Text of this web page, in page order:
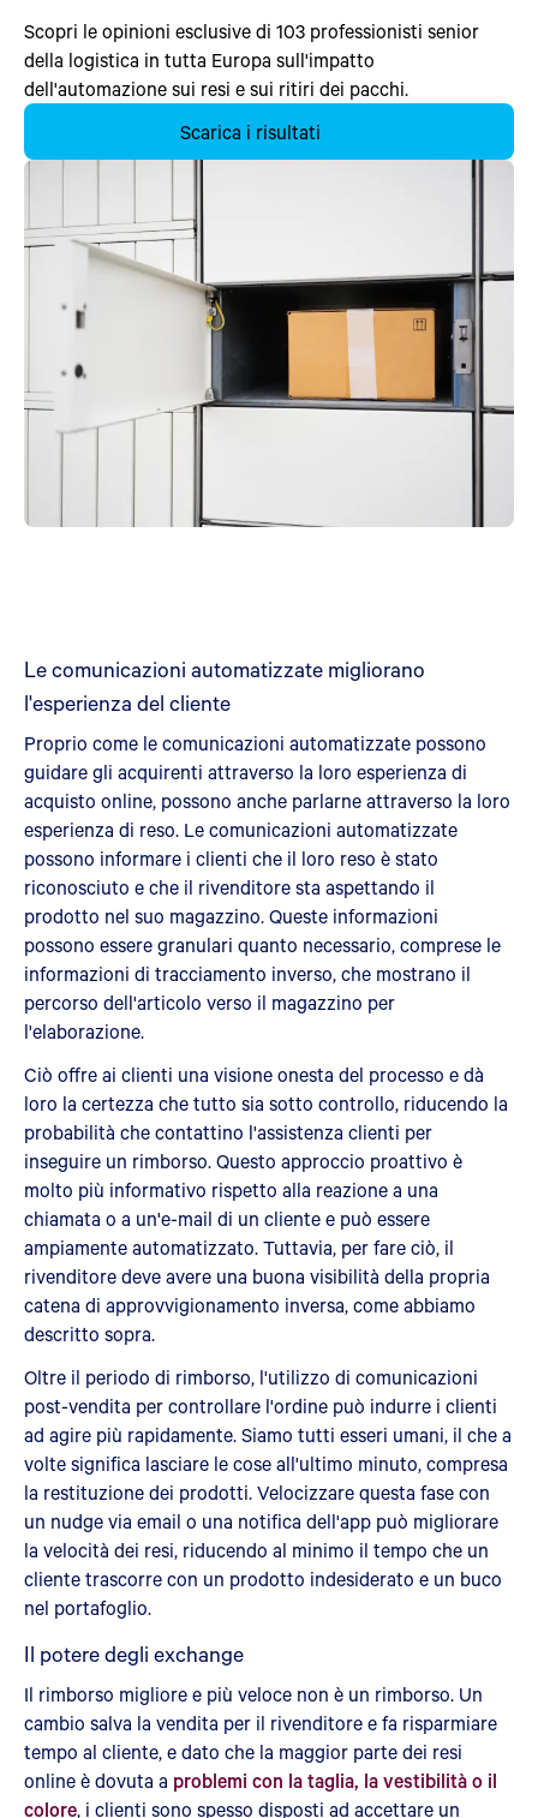
Scopri le opinioni esclusive di 103 professionisti senior
della logistica in tutta Europa sull'impatto
dell'automazione sui resi e sui ritiri dei pacchi.
Scarica i risultati
Le comunicazioni automatizzate migliorano
l'esperienza del cliente
Proprio come le comunicazioni automatizzate possono
guidare gli acquirenti attraverso la loro esperienza di
acquisto online, possono anche parlarne attraverso la loro
esperienza di reso. Le comunicazioni automatizzate
possono informare i clienti che il loro reso è stato
riconosciuto e che il rivenditore sta aspettando il
prodotto nel suo magazzino. Queste informazioni
possono essere granulari quanto necessario, comprese le
informazioni di tracciamento inverso, che mostrano il
percorso dell'articolo verso il magazzino per
l'elaborazione.
Ciò offre ai clienti una visione onesta del processo e dà
loro la certezza che tutto sia sotto controllo, riducendo la
probabilità che contattino l'assistenza clienti per
inseguire un rimborso. Questo approccio proattivo è
molto più informativo rispetto alla reazione a una
chiamata o a un'e-mail di un cliente e può essere
ampiamente automatizzato. Tuttavia, per fare ciò, il
rivenditore deve avere una buona visibilità della propria
catena di approvvigionamento inversa, come abbiamo
descritto sopra.
Oltre il periodo di rimborso, l'utilizzo di comunicazioni
post-vendita per controllare l'ordine può indurre i clienti
ad agire più rapidamente. Siamo tutti esseri umani, il che a
volte significa lasciare le cose all'ultimo minuto, compresa
la restituzione dei prodotti. Velocizzare questa fase con
un nudge via email o una notifica dell'app può migliorare
la velocità dei resi, riducendo al minimo il tempo che un
cliente trascorre con un prodotto indesiderato e un buco
nel portafoglio.
Il potere degli exchange
Il rimborso migliore e più veloce non è un rimborso. Un
cambio salva la vendita per il rivenditore e fa risparmiare
tempo al cliente, e dato che la maggior parte dei resi
online è dovuta a problemi con la taglia, la vestibilità o il
colore, i clienti sono spesso disposti ad accettare un